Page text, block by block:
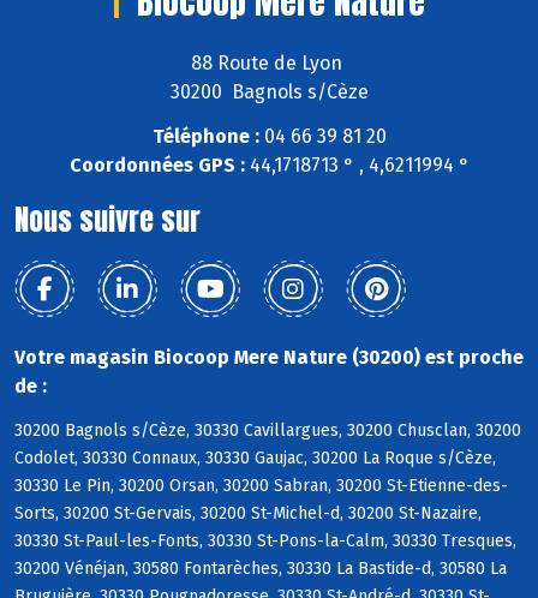
88 Route de Lyon
30200 Bagnols s/Cèze
Téléphone :04 66 39 81 20
Coordonnées GPS :44,1718713 ° , 4,6211994 °
Nous suivre sur
Votre magasin Biocoop Mere Nature (30200) est proche
de :
30200 Bagnols s/Cèze, 30330 Cavillargues, 30200 Chusclan, 30200
Codolet, 30330 Connaux, 30330 Gaujac, 30200 La Roque s/Cèze,
30330 Le Pin, 30200 Orsan, 30200 Sabran, 30200 St-Etienne-des-
Sorts, 30200 St-Gervais, 30200 St-Michel-d, 30200 St-Nazaire,
30330 St-Paul-les-Fonts, 30330 St-Pons-la-Calm, 30330 Tresques,
30200 Vénéjan, 30580 Fontarèches, 30330 La Bastide-d, 30580 La